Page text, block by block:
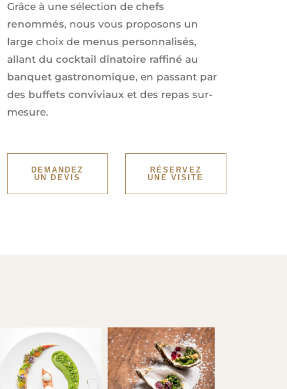
Grâce à une sélection de chefs
renommés, nous vous proposons un
large choix de menus personnalisés,
allant du cocktail dînatoire raffiné au
banquet gastronomique, en passant par
des buffets conviviauxet des repas sur-
mesure.
DEMANDEZ
UN DEVIS
RÉSERVEZ
UNE VISITE